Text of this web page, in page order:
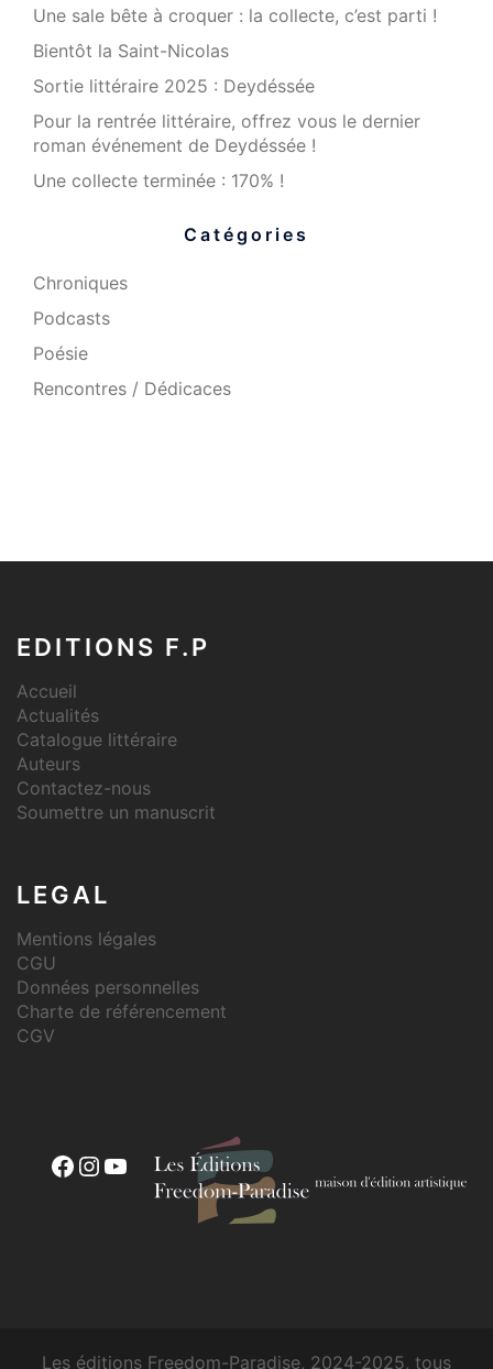
Une sale bête à croquer : la collecte, c’est parti !
Bientôt la Saint-Nicolas
Sortie littéraire 2025 : Deydéssée
Pour la rentrée littéraire, offrez vous le dernier
roman événement de Deydéssée !
Une collecte terminée : 170% !
Catégories
Chroniques
Podcasts
Poésie
Rencontres / Dédicaces
EDITIONS F.P
Accueil
Actualités
Catalogue littéraire
Auteurs
Contactez-nous
Soumettre un manuscrit
LEGAL
Mentions légales
CGU
Données personnelles
Charte de référencement
CGV
Les éditions Freedom-Paradise, 2024-2025, tous